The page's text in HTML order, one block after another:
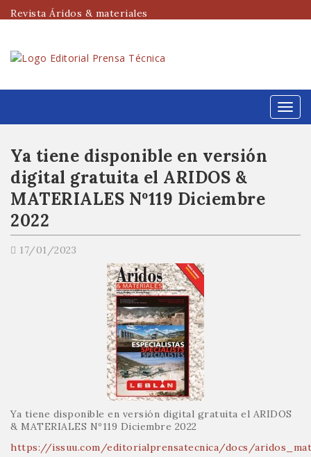
Revista Áridos & materiales
Menú
Ya tiene disponible en versión
digital gratuita el ARIDOS &
MATERIALES Nº119 Diciembre
2022
17/01/2023
Ya tiene disponible en versión digital gratuita el ARIDOS
& MATERIALES Nº119 Diciembre 2022
https://issuu.com/editorialprensatecnica/docs/